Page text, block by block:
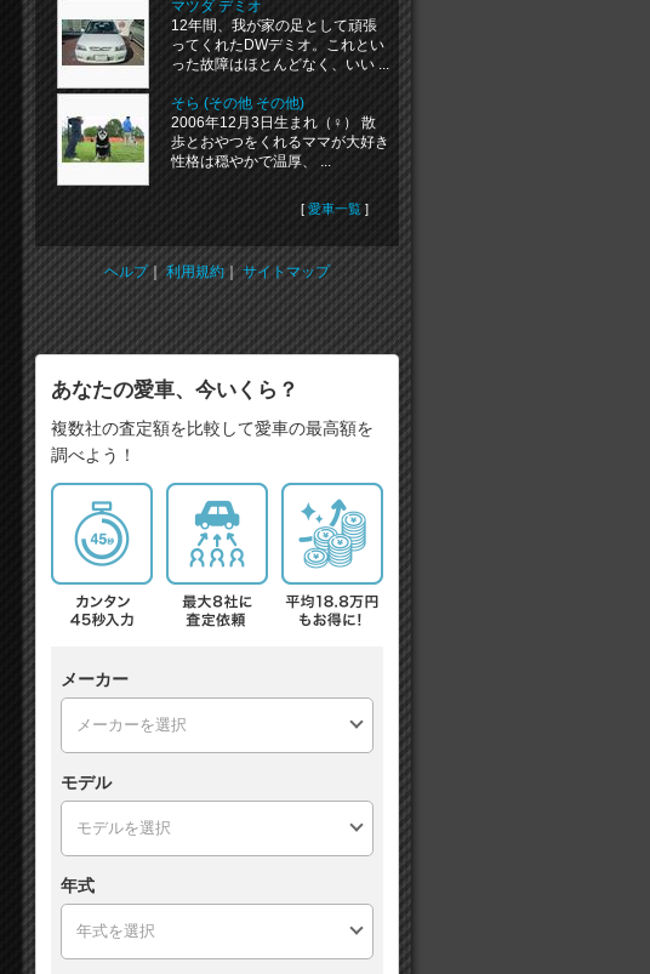
マツダ デミオ
12年間、我が家の足として頑張
ってくれたDWデミオ。これとい
った故障はほとんどなく、いい ...
そら (その他 その他)
2006年12月3日生まれ（♀） 散
歩とおやつをくれるママが大好き
性格は穏やかで温厚、 ...
[ 愛車一覧 ]
ヘルプ｜利用規約｜サイトマップ
あなたの愛車、今いくら？
複数社の査定額を比較して愛車の最高額を
調べよう！
メーカー
モデル
年式